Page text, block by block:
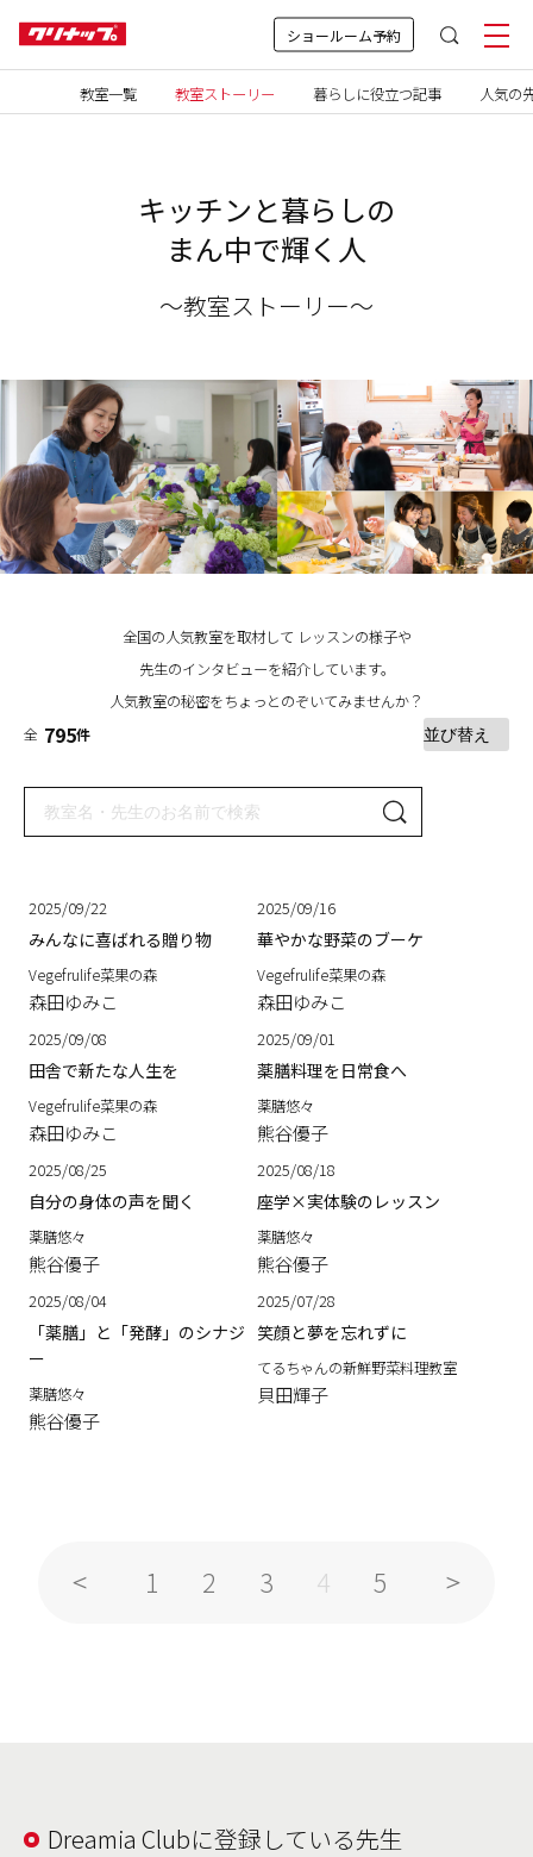
ショールーム予約
キッチンと暮らしの
まん中で輝く人
～教室ストーリー～
全国の人気教室を取材して レッスンの様子や
先生のインタビューを紹介しています。
人気教室の秘密をちょっとのぞいてみませんか？
教室一覧 教室ストーリー 暮らしに役立つ記事 人気の
全 795件
2025/09/22
みんなに喜ばれる贈り物
Vegefrulife菜果の森
森田ゆみこ
2025/09/16
華やかな野菜のブーケ
Vegefrulife菜果の森
森田ゆみこ
2025/09/08
田舎で新たな人生を
Vegefrulife菜果の森
森田ゆみこ
2025/09/01
薬膳料理を日常食へ
薬膳悠々
熊谷優子
2025/08/25
自分の身体の声を聞く
薬膳悠々
熊谷優子
2025/08/18
座学×実体験のレッスン
薬膳悠々
熊谷優子
2025/08/04
「薬膳」と「発酵」のシナジ
ー
薬膳悠々
熊谷優子
2025/07/28
笑顔と夢を忘れずに
てるちゃんの新鮮野菜料理教室
貝田輝子
1 2 3 4 5
Dreamia Clubに登録している先生